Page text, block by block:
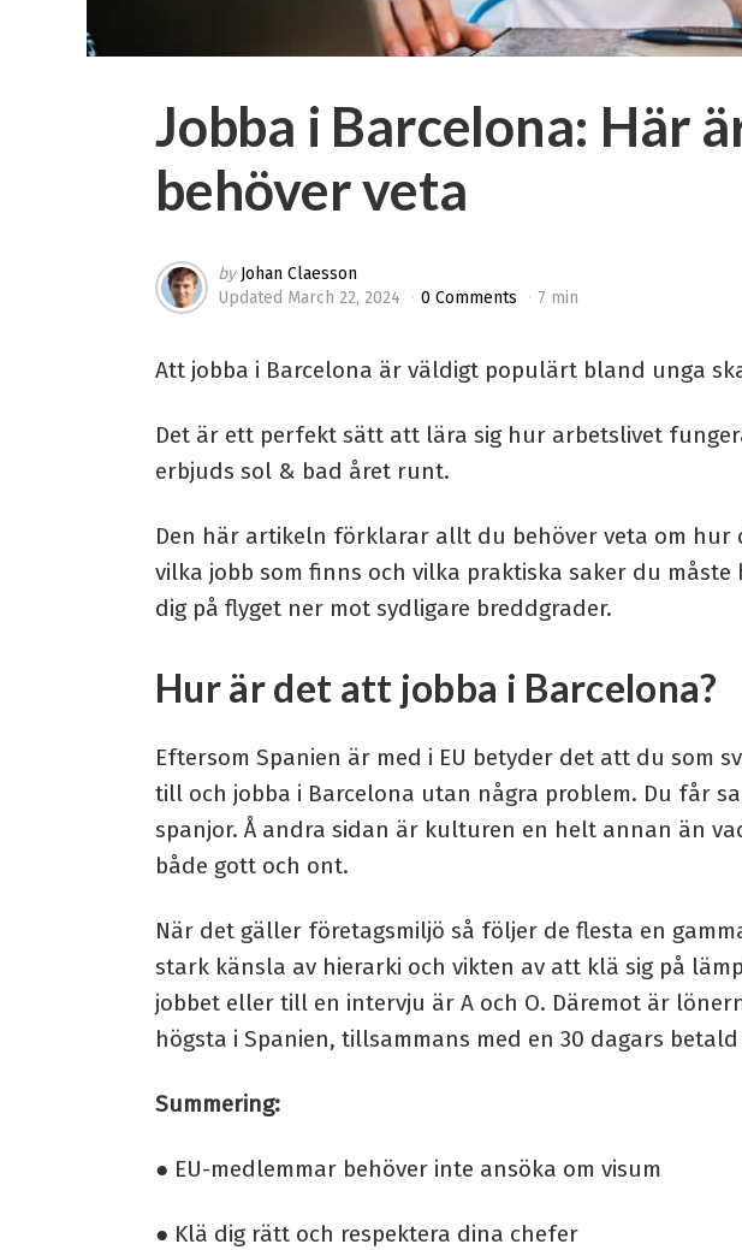
Jobba i Barcelona: Här
behöver veta
Posted
by
by Johan Claesson
Updated March 22, 2024 0 Comments 7 min
Att jobba i Barcelona är väldigt populärt bland unga
Det är ett perfekt sätt att lära sig hur arbetslivet
erbjuds sol & bad året runt.
Den här artikeln förklarar allt du behöver veta om hur
vilka jobb som finns och vilka praktiska saker du
dig på flyget ner mot sydligare breddgrader.
Hur är det att jobba i Barcelona?
Eftersom Spanien är med i EU betyder det att du som
till och jobba i Barcelona utan några problem. Du får
spanjor. Å andra sidan är kulturen en helt annan än
både gott och ont.
När det gäller företagsmiljö så följer de flesta en
stark känsla av hierarki och vikten av att klä sig på
jobbet eller till en intervju är A och O. Däremot är
högsta i Spanien, tillsammans med en 30 dagars betald
Summering:
● EU-medlemmar behöver inte ansöka om visum
● Klä dig rätt och respektera dina chefer